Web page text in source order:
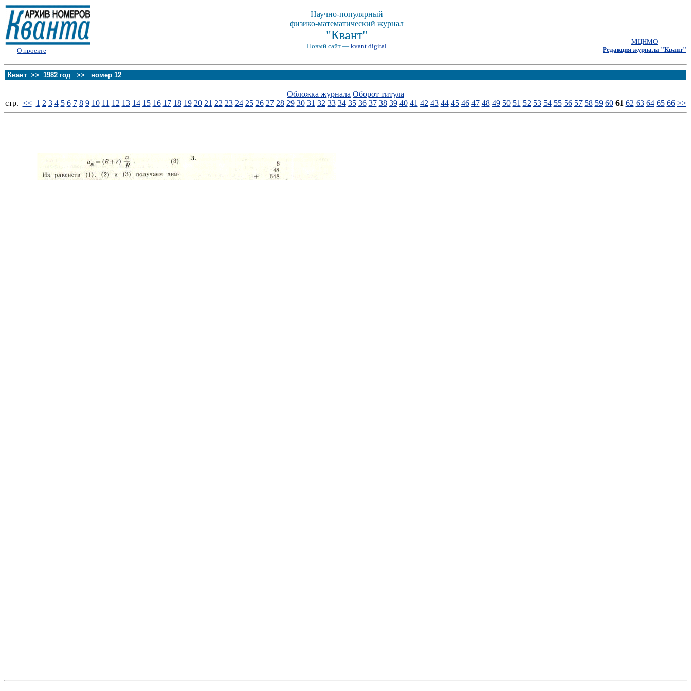
О проекте
Научно-популярный
физико-математический журнал
"Квант"
Новый сайт — kvant.digital
МЦНМО
Редакция журнала "Квант"
Квант >> 1982 год >> номер 12
Обложка журнала Оборот титула
стp. << 1 2 3 4 5 6 7 8 9 10 11 12 13 14 15 16 17 18 19 20 21 22 23 24 25 26 27 28 29 30 31 32 33 34 35 36 37 38 39 40 41 42 43 44 45 46 47 48 49 50 51 52 53 54 55 56 57 58 59 60 61 62 63 64 65 66 >>